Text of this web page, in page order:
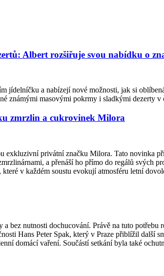
Albert rozšiřuje svou nabídku o
jídelníčku a nabízejí nové možnosti, jak si
známými masovými pokrmy i sladkými dezerty v
zmrzlin a cukrovinek Milora
exkluzivní privátní značku Milora. Tato novinka
a přenáší ho přímo do regálů svých
v každém soustu evokují atmosféru letní
bez nutnosti dochucování. Právě na tuto
Hans Peter Spak, který v Praze přiblížil
domácí vaření. Součástí setkání byla také